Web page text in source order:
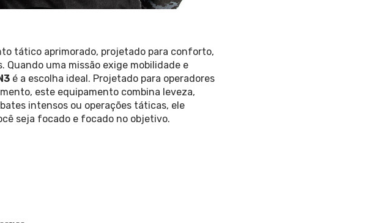
tático aprimorado, projetado para conforto,
Quando uma missão exige mobilidade e
é a escolha ideal. Projetado para operadores
este equipamento combina leveza,
intensos ou operações táticas, ele
seja focado e focado no objetivo.